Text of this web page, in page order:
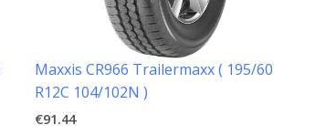
Maxxis CR966 Trailermaxx ( 195/60
R12C 104/102N )
€91.44